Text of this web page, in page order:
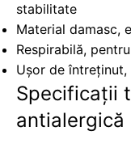
stabilitate
Material damasc,
Respirabilă,
Ușor de
Specificații